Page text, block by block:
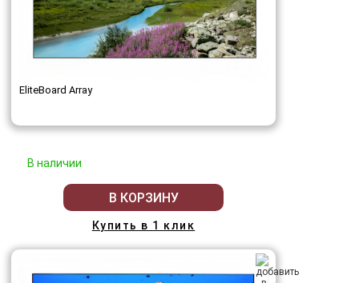
EliteBoard Array
В наличии
В КОРЗИНУ
Купить в 1 клик